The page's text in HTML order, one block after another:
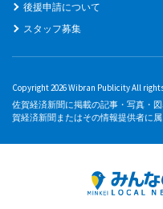
後援申請について
スタッフ募集
Copyright 2026 Wibran Publicity All
佐賀経済新聞に掲載の記事・写真・
賀経済新聞またはその情報提供者に属